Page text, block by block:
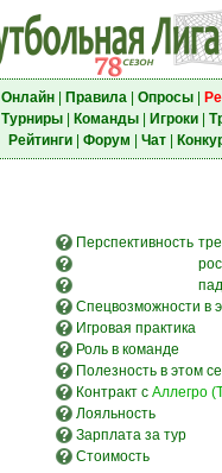
Онлайн| Правила| Опросы|
Турниры| Команды| Игроки|
Рейтинги| Форум Чат|
Перспективность
Спецвозможности в
Игровая практика
Роль в команде
Полезность в этом
Контракт с Аллегро
Лояльность
Зарплата за тур
Стоимость